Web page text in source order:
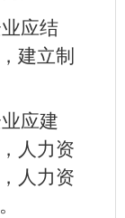
应结
建立制
应建
人力资
人力资